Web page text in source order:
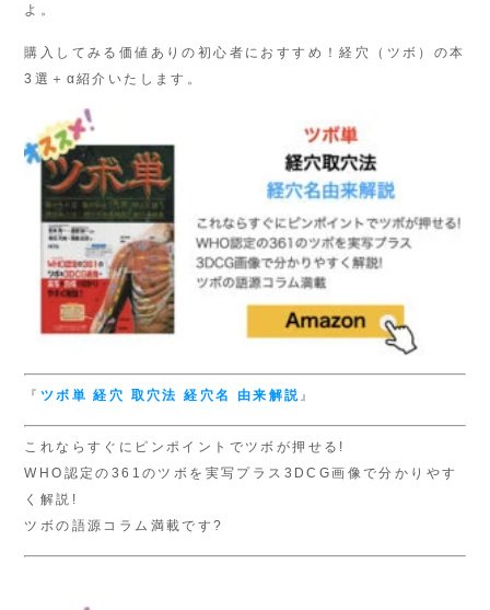
よ。
購入してみる価値ありの初心者におすすめ！経穴（ツボ）の本
3選＋α紹介いたします。
『 ツボ単経穴 取穴法経穴名 由来解説』
これならすぐにピンポイントでツボが押せる!
WHO認定の361のツボを実写プラス3DCG画像で分かりやす
く解説!
ツボの語源コラム満載です?